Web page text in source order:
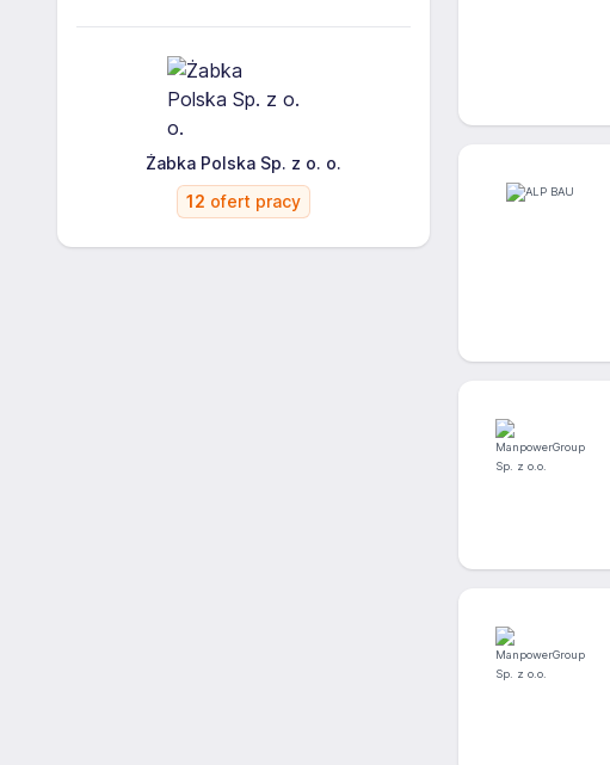
Żabka Polska Sp. z o. o.
12 ofert pracy